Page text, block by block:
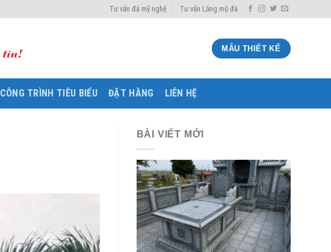
Tư vấn đá mỹ nghệ Tư vấn Lăng mộ đá
MẪU THIẾT KẾ
CÔNG TRÌNH TIÊU BIỂU ĐẶT HÀNG LIÊN HỆ
BÀI VIẾT MỚI